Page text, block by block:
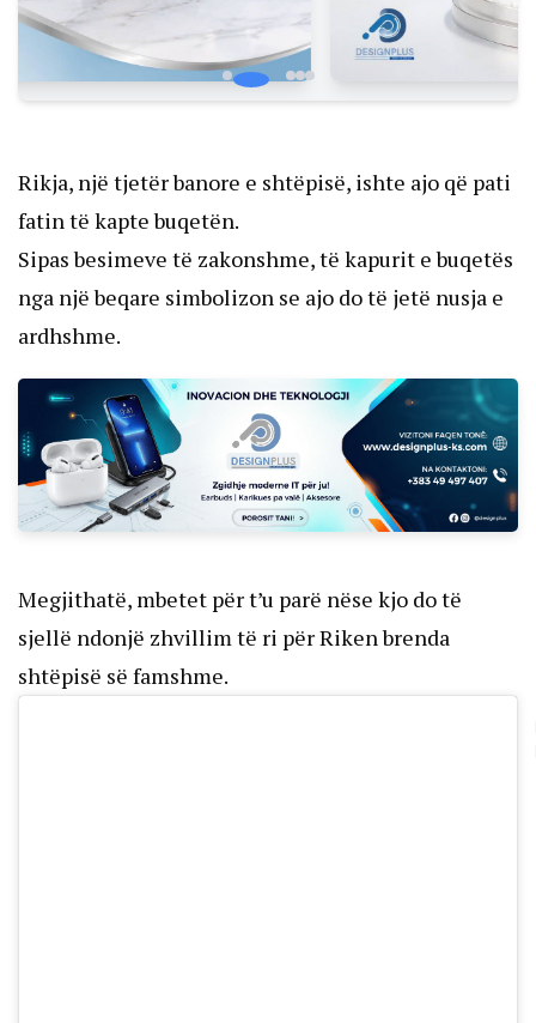
Rikja, një tjetër banore e shtëpisë, ishte ajo që pati
fatin të kapte buqetën.
Sipas besimeve të zakonshme, të kapurit e buqetës
nga një beqare simbolizon se ajo do të jetë nusja e
ardhshme.
Megjithatë, mbetet për t’u parë nëse kjo do të
sjellë ndonjë zhvillim të ri për Riken brenda
shtëpisë së famshme.